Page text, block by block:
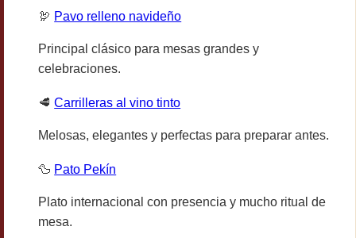
🦃 Pavo relleno navideño
Principal clásico para mesas grandes y
celebraciones.
🥩Carrilleras al vino tinto
Melosas, elegantes y perfectas para preparar antes.
🦆 Pato Pekín
Plato internacional con presencia y mucho ritual de
mesa.